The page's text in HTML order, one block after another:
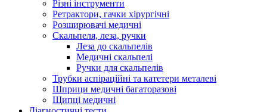
Різні інструменти
Ретрактори, гачки хірургічні
Розширювачі медичні
Скальпеля, леза, ручки
Леза до скальпелів
Медичні скальпелі
Ручки для скальпелів
Трубки аспіраційні та катетери металеві
Шприци медичні багаторазові
Щипці медичні